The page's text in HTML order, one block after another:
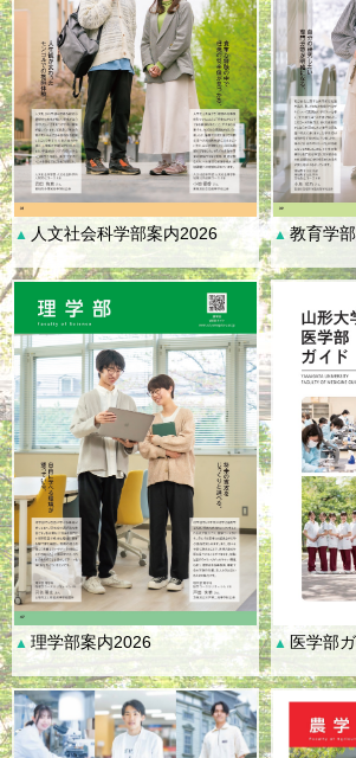
▲ 人文社会科学部案内2026 ▲ 教育学
▲理学部案内2026 ▲ 医学部